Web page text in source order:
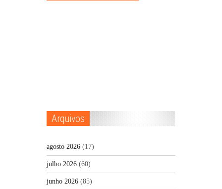
Arquivos
agosto 2026 (17)
julho 2026 (60)
junho 2026 (85)